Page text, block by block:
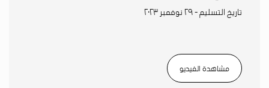
تاريخ التسليم - ٢٩ نوفمبر ٢٠٢٣
مشاهدة الفيديو